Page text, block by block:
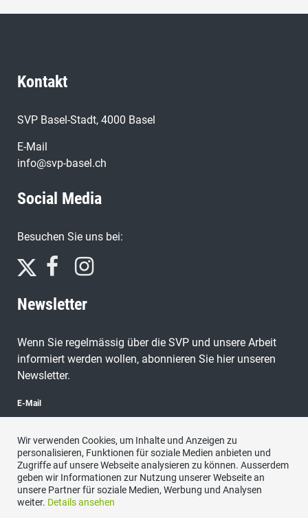
Kontakt
SVP Basel-Stadt, 4000 Basel
E-Mail
info@svp-basel.ch
Social Media
Besuchen Sie uns bei:
Newsletter
Wenn Sie regelmässig über die SVP und unsere Arbeit
informiert werden wollen, abonnieren Sie hier unseren
Newsletter.
E-Mail
abonnieren
Wir verwenden Cookies, um Inhalte und Anzeigen zu
personalisieren, Funktionen für soziale Medien anbieten und
Zugriffe auf unsere Webseite analysieren zu können. Ausserdem
geben wir Informationen zur Nutzung unserer Webseite an
unsere Partner für soziale Medien, Werbung und Analysen
weiter. Details ansehen